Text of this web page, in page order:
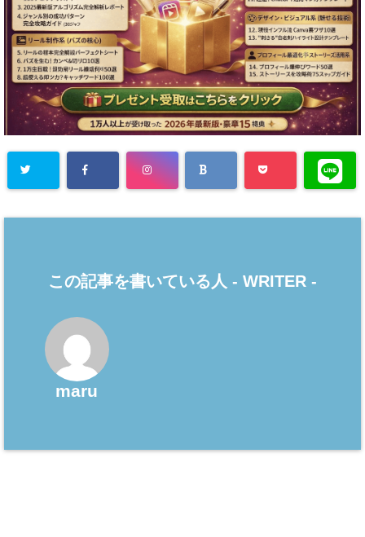
この記事を書いている人 - WRITER -
maru